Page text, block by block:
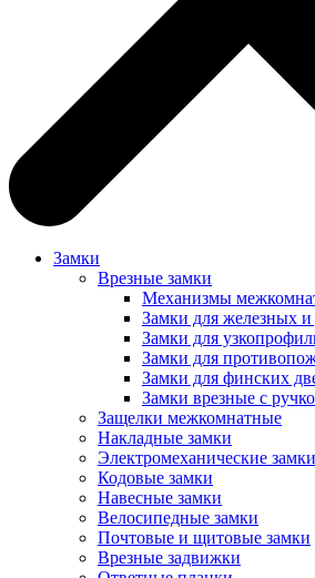
Замки
Врезные замки
Механизмы
Замки для железных
Замки для
Замки для
Замки для финских
Замки врезные с
Защелки межкомнатные
Накладные замки
Электромеханические замки
Кодовые замки
Навесные замки
Велосипедные замки
Почтовые и щитовые замки
Врезные задвижки